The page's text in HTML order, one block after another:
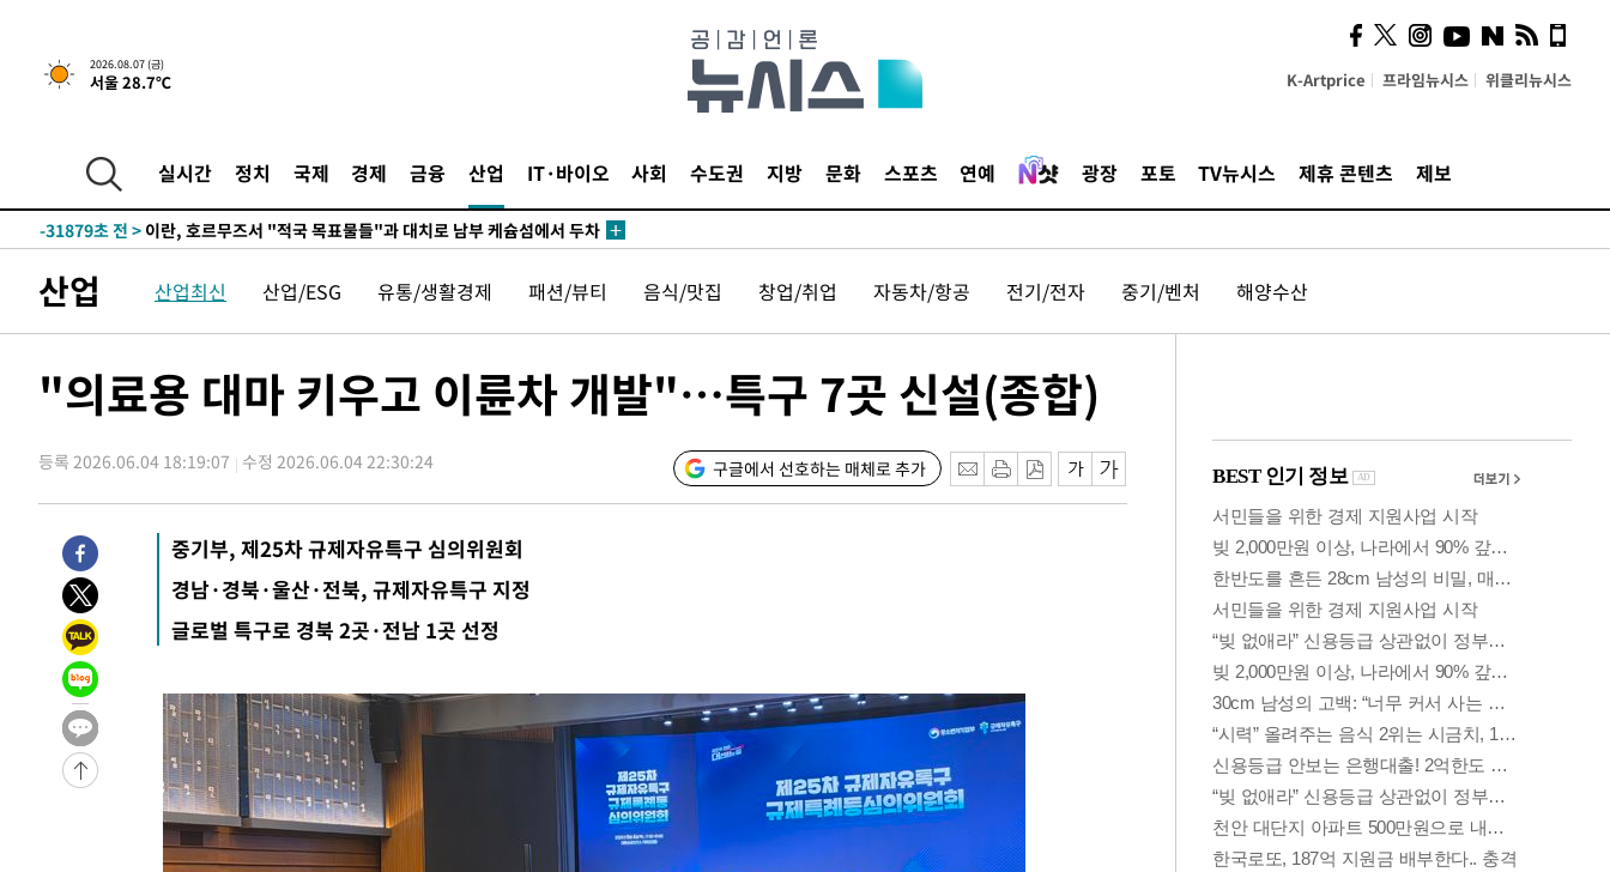
2026.08.07 (금)
서울 28.7℃ K-Artprice 프라임뉴시스 위클리뉴시스
실시간 정치 국제 경제 금융 산업 IT·바이오 사회 수도권 지방 문화 스포츠 연예 광장 포토 TV뉴시스 제휴 콘텐츠 제보
-26465초 전 >
[속보] 뉴욕증시, 일제 하락 마감…나스닥 0.06%↓
-31879초 전 >
례 큰 폭발음
-30594초 전 > [속보]美, 폴리실리콘 수입 규제…파생제품 15% 관세, 120일 후
-26445초 전 > [속보] 뉴욕증시, 일제 하락 마감…나스닥 0.06%↓
-31899초 전 >이란, 호르무즈서 "적국 목표물들"과 대치로 남부 케슘섬에서 두차
발효
-28765초 전 >[속보]트럼프, 美 원정출산 금지 행정명령 서명
산업 산업최신 산업/ESG 유통/생활경제 패션/뷰티 음식/맛집 창업/취업 자동차/항공 전기/전자 중기/벤처 해양수산
"의료용 대마 키우고 이륜차 개발"…특구 7곳 신설(종합)
등록 2026.06.04 18:19:07 수정 2026.06.04 22:30:24 구글에서 선호하는 매체로 추가
중기부, 제25차 규제자유특구 심의위원회
경남·경북·울산·전북, 규제자유특구 지정
글로벌 특구로 경북 2곳·전남 1곳 선정
의견, 국토부·LH에 충실히
전달할 것"